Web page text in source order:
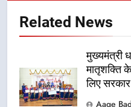
Related News
मुख्यमंत्री
मातृशक्ति
लिए सरकार
Aage